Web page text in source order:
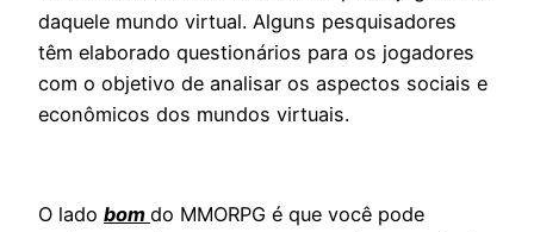
daquele mundo virtual. Alguns pesquisadores
têm elaborado questionários para os jogadores
com o objetivo de analisar os aspectos sociais e
econômicos dos mundos virtuais.
O lado bom do MMORPG é que você pode